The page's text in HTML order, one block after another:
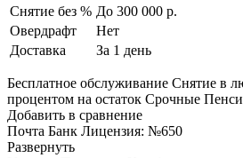
Снятие без % До 300 000 р.
Овердрафт
Нет
Доставка
За 1 день
Бесплатное обслуживание Снятие в
процентом на остаток Срочные
Добавить в сравнение
Почта Банк Лицензия: №650
Развернуть